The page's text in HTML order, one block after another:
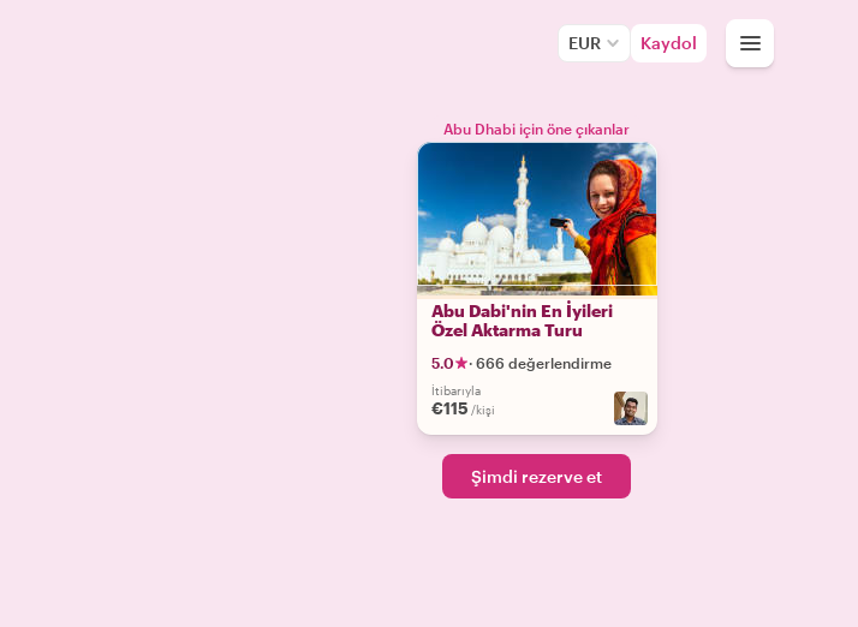
EUR Kaydol
Abu Dhabi için öne çıkanlar
Abu Dabi'nin En İyileri
Özel Aktarma Turu
5.0 · 666 değerlendirme
İtibarıyla
€115 /kişi
Şimdi rezerve et